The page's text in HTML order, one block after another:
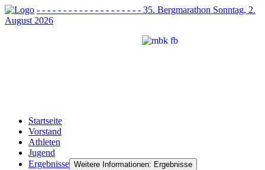
- - - - - - - - - - - - - - - - - - - - 35. Bergmarathon Sonntag, 2.
August 2026
Startseite
Vorstand
Athleten
Jugend
Ergebnisse Weitere Informationen: Ergebnisse